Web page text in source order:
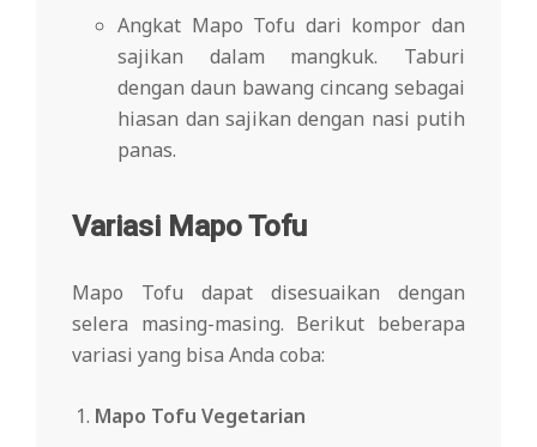
Angkat Mapo Tofu dari kompor dan
sajikan dalam mangkuk. Taburi
dengan daun bawang cincang sebagai
hiasan dan sajikan dengan nasi putih
panas.
Variasi Mapo Tofu
Mapo Tofu dapat disesuaikan dengan
selera masing-masing. Berikut beberapa
variasi yang bisa Anda coba:
Mapo Tofu Vegetarian